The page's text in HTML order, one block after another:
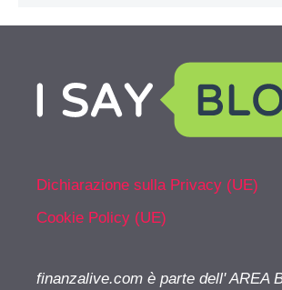
Dichiarazione sulla Privacy (UE)
Cookie Policy (UE)
finanzalive.com è parte dell' AREA